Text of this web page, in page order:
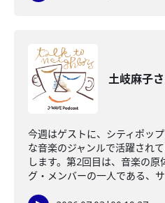
土岐麻子
今週はゲストに、シティポッ
な音楽のジャンルで活躍され
します。第2回目は、音楽の
グ・メンバーの一人である、